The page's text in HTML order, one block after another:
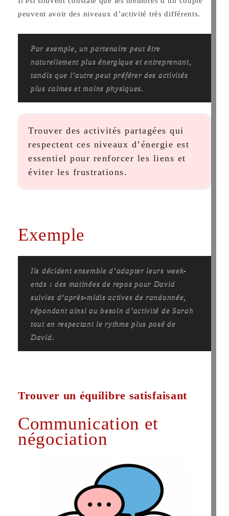
peuvent avoir des niveaux d’activité très différents.
Par exemple, un partenaire peut être
naturellement plus énergique et entreprenant,
tandis que l’autre peut préférer des activités
plus calmes et moins physiques.
Trouver des activités partagées qui
respectent ces niveaux d’énergie est
essentiel pour renforcer les liens et
éviter les frustrations.
Exemple
Ils décident ensemble d’adapter leurs week-
ends : des matinées de repos pour David
suivies d’après-midis actives de randonnée,
répondant ainsi au besoin d’activité de Sarah
tout en respectant le rythme plus posé de
David.
Trouver un équilibre satisfaisant
Communication et
négociation